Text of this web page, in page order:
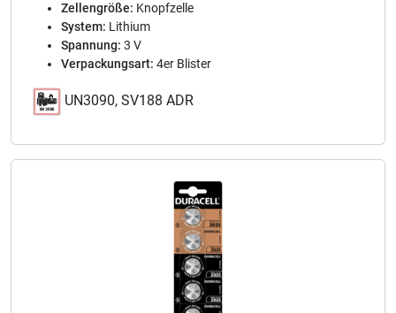
Zellengröße: Knopfzelle
System: Lithium
Spannung: 3 V
Verpackungsart: 4er Blister
UN3090, SV188 ADR